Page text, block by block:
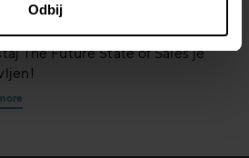
Odbij
The Future State of Sales je